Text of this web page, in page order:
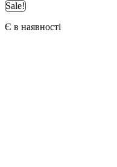
Sale!
Є в наявності